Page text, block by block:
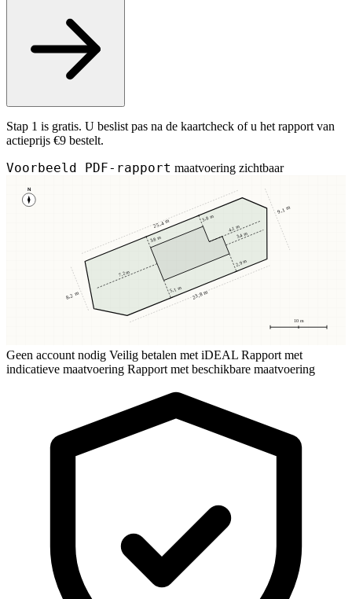
Stap 1 is gratis. U beslist pas na de kaartcheck of u het rapport van
actieprijs €9 bestelt.
Voorbeeld PDF-rapport maatvoering zichtbaar
N
10 m
3,8 m
3,8 m
5,1 m
2,9 m
7,2 m
3,4 m
4,1 m
25,4 m
23,8 m
8,2 m
9,1 m
Geen account nodig Veilig betalen met iDEAL Rapport met
indicatieve maatvoering Rapport met beschikbare maatvoering